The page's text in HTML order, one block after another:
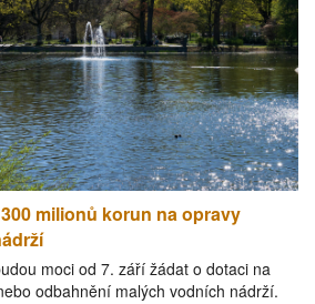
milionů korun na opravy
moci od 7. září žádat o dotaci na
odbahnění malých vodních nádrží.